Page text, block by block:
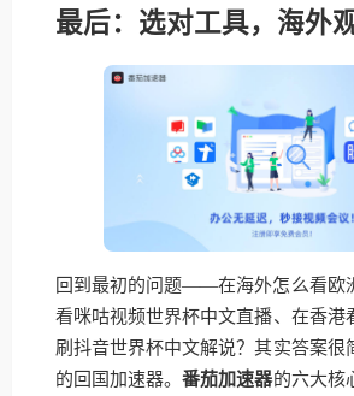
最后：选对工具，海外
回到最初的问题——在海外怎么看欧
看咪咕视频世界杯中文直播、在香港
刷抖音世界杯中文解说？其实答案很
的回国加速器。番茄加速器的六大核